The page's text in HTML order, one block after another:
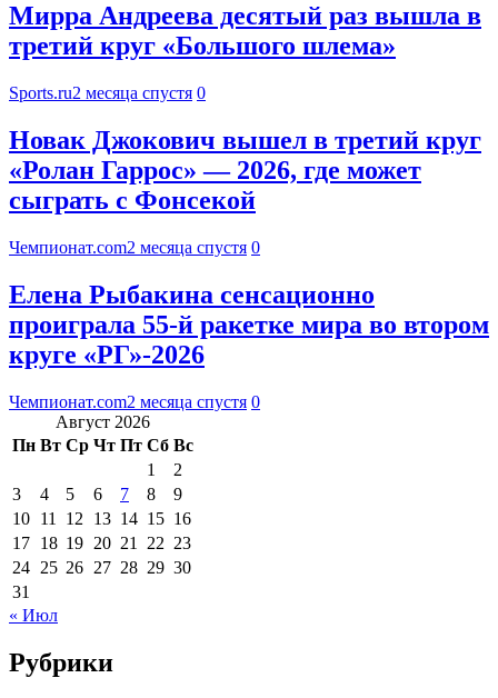
Мирра Андреева десятый раз вышла в
третий круг «Большого шлема»
Sports.ru2 месяца спустя 0
Новак Джокович вышел в третий круг
«Ролан Гаррос» — 2026, где может
сыграть с Фонсекой
Чемпионат.com2 месяца спустя 0
Елена Рыбакина сенсационно
проиграла 55-й ракетке мира во втором
круге «РГ»-2026
Чемпионат.com2 месяца спустя 0
Август 2026
Пн Вт Ср Чт Пт Сб Вс
1
2
3
4 5 6 7 8
9
10 11 12 13 14 15 16
17 18 19 20 21 22 23
24 25 26 27 28 29 30
31
« Июл
Рубрики